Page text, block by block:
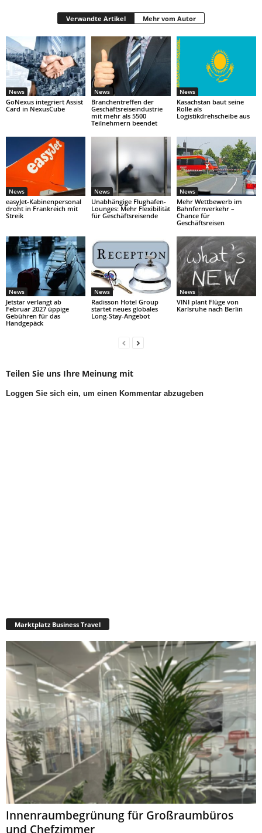
Verwandte Artikel Mehr vom Autor
News
GoNexus integriert Assist
Card in NexusCube
News
Branchentreffen der
Geschäftsreiseindustrie
mit mehr als 5500
Teilnehmern beendet
News
Kasachstan baut seine
Rolle als
Logistikdrehscheibe aus
News
easyJet-Kabinenpersonal
droht in Frankreich mit
Streik
News
Unabhängige Flughafen-
Lounges: Mehr Flexibilität
für Geschäftsreisende
News
Mehr Wettbewerb im
Bahnfernverkehr –
Chance für
Geschäftsreisen
News
Jetstar verlangt ab
Februar 2027 üppige
Gebühren für das
Handgepäck
News
Radisson Hotel Group
startet neues globales
Long-Stay-Angebot
News
VINI plant Flüge von
Karlsruhe nach Berlin
Teilen Sie uns Ihre Meinung mit
Loggen Sie sich ein, um einen Kommentar abzugeben
Marktplatz Business Travel
Innenraumbegrünung für Großraumbüros
und Chefzimmer